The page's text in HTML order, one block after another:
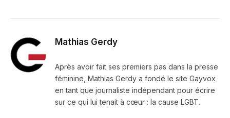
Mathias Gerdy
Après avoir fait ses premiers pas dans la presse
féminine, Mathias Gerdy a fondé le site Gayvox
en tant que journaliste indépendant pour écrire
sur ce qui lui tenait à cœur : la cause LGBT.